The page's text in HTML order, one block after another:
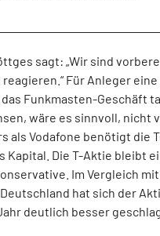
sagt: „Wir sind
Für Anleger
Funkmasten-Geschäft
wäre es sinnvoll, nicht
als Vodafone benötigt die
Kapital. Die T-Aktie bleibt
Im Vergleich mit
hat sich der
deutlich besser